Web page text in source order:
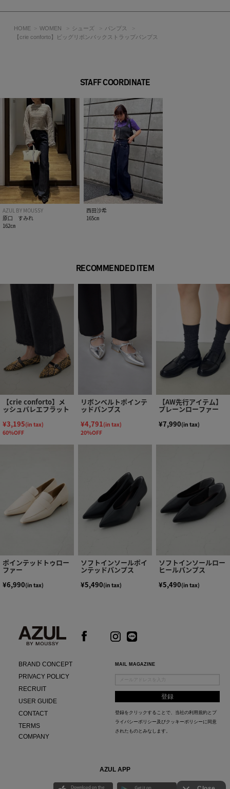
HOME WOMEN シューズ
パンプス
【crie conforto】ビッグリボンバックストラップパンプス
STAFF COORDINATE
AZUL BY MOUSSY
原口 すみれ
162㎝
西田沙希
165㎝
RECOMMENDED ITEM
【crie conforto】メ
ッシュバレエフラット
¥3,195(in tax)
60%OFF
リボンベルトポインテ
ッドパンプス
¥4,791(in tax)
20%OFF
【AW先行アイテム】
プレーンローファー
¥7,990(in tax)
ポインテッドトゥロー
ファー
¥6,990(in tax)
ソフトインソールポイ
ンテッドパンプス
¥5,490(in tax)
ソフトインソールロー
ヒールパンプス
¥5,490(in tax)
BRAND CONCEPT
PRIVACY POLICY
RECRUIT
USER GUIDE
CONTACT
TERMS
COMPANY
MAIL MAGAZINE
登録をクリックすることで、当社の利用規約と プ
ライバシーポリシー及びクッキーポリシー に同意
されたものとみなします。
AZUL APP